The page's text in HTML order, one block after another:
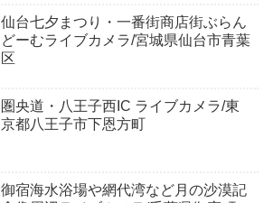
仙台七夕まつり・一番街商店街ぶらん
どーむライブカメラ/宮城県仙台市青葉
区
圏央道・八王子西IC ライブカメラ/東
京都八王子市下恩方町
御宿海水浴場や網代湾など月の沙漠記